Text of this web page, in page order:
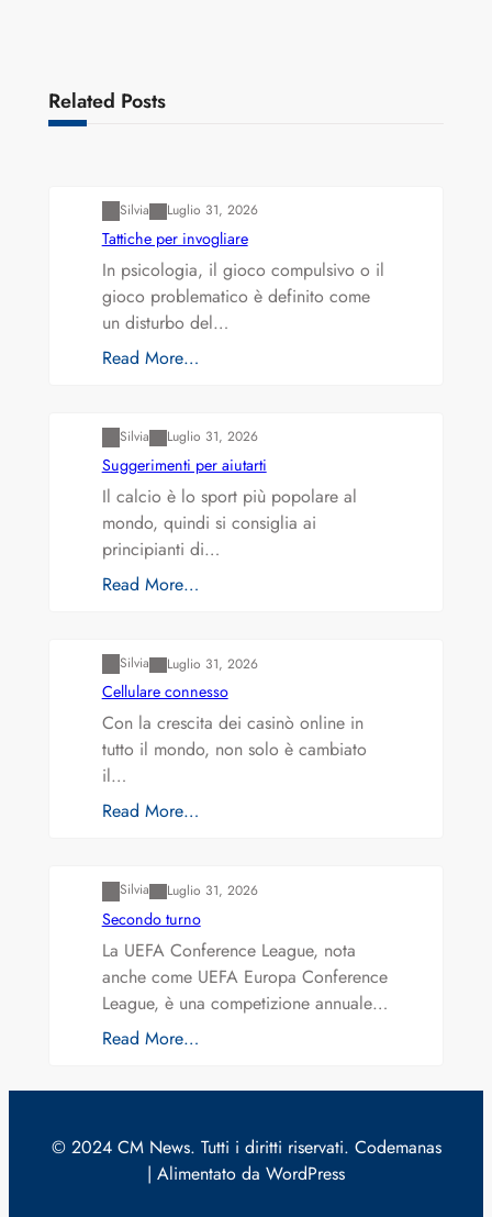
Related Posts
Silvia Luglio 31, 2026
Tattiche per invogliare
In psicologia, il gioco compulsivo o il
gioco problematico è definito come
un disturbo del…
Read More…
Silvia Luglio 31, 2026
Suggerimenti per aiutarti
Il calcio è lo sport più popolare al
mondo, quindi si consiglia ai
principianti di…
Read More…
Silvia Luglio 31, 2026
Cellulare connesso
Con la crescita dei casinò online in
tutto il mondo, non solo è cambiato
il…
Read More…
Silvia Luglio 31, 2026
Secondo turno
La UEFA Conference League, nota
anche come UEFA Europa Conference
League, è una competizione annuale…
Read More…
© 2024 CM News. Tutti i diritti riservati. Codemanas
| Alimentato da WordPress